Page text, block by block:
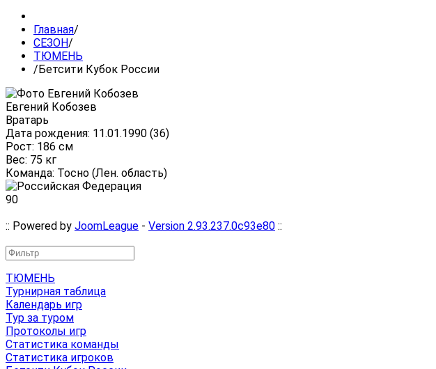
Главная/
СЕЗОН/
ТЮМЕНЬ
/ Бетсити Кубок России
Евгений Кобозев
Вратарь
Дата рождения: 11.01.1990 (36)
Рост: 186 см
Вес: 75 кг
Команда: Тосно (Лен. область)
90
:: Powered by JoomLeague - Version 2.93.237.0c93e80 ::
ТЮМЕНЬ
Турнирная таблица
Календарь игр
Тур за туром
Протоколы игр
Статистика команды
Статистика игроков